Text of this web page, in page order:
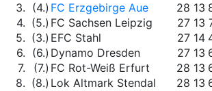
3. (4.) FC Erzgebirge Aue 28 13
4. (5.) FC Sachsen Leipzig 27 13
5. (3.) EFC Stahl 27 14
6. (6.) Dynamo Dresden 27 13
7.
(7.) FC Rot-Weiß Erfurt 28 13
8. (8.) Lok Altmark Stendal 28 13